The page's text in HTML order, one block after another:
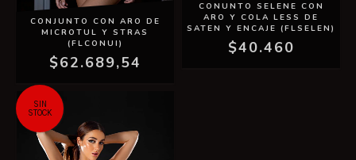
CONJUNTO CON ARO DE
MICROTUL Y STRAS
(FLCONUI)
$62.689,54
CONUNTO SELENE CON
ARO Y COLA LESS DE
SATEN Y ENCAJE (FLSELEN)
$40.460
SIN
STOCK